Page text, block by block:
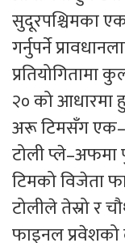
सुदूरपश्चिमका
गर्नुपर्ने
प्रतियोगितामा
२० को आधारमा
अरू टिमसँग
टोली प्ले–अफमा
टिमको विजेता
टोलीले तेस्रो र
फाइनल प्रवेशको